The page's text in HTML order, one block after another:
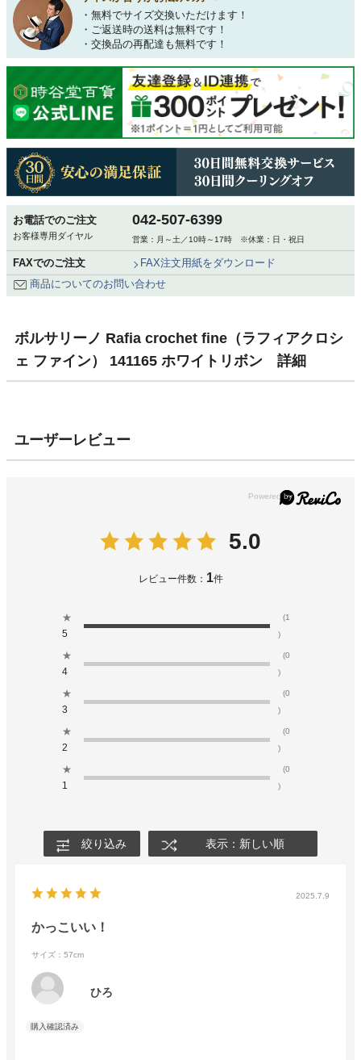
・無料でサイズ交換いただけます！
・ご返送時の送料は無料です！
・交換品の再配達も無料です！
お電話でのご注文
お客様専用ダイヤル
042-507-6399
営業：月～土／10時～17時 ※休業：日・祝日
FAXでのご注文
FAX注文用紙をダウンロード
商品についてのお問い合わせ
ボルサリーノ Rafia crochet fine（ラフィアクロシ
ェ ファイン） 141165 ホワイトリボン 詳細
ユーザーレビュー
5.0
レビュー件数： 1件
★
5
(1
)
★
4
(0
)
★
3
(0
)
★
2
(0
)
★
1
(0
)
絞り込み 表示：新しい順
2025.7.9
かっこいい！
サイズ：57cm
ひろ